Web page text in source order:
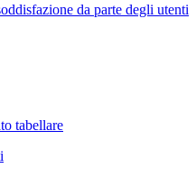
da parte degli utenti
tabellare